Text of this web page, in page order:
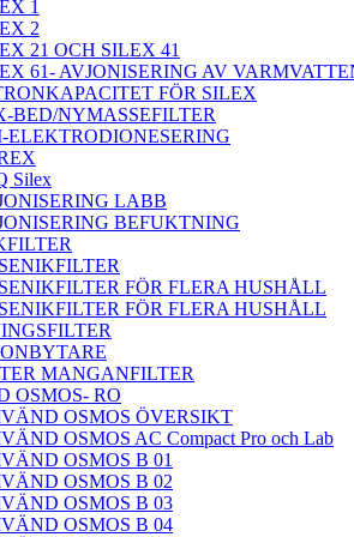
1
2
21 OCH SILEX 41
61- AVJONISERING AV
FÖR SILEX
BED/NYMASSEFILTER
ELEKTRODIONESERING
Silex
LABB
BEFUKTNING
FÖR FLERA HUSHÅLL
FÖR FLERA HUSHÅLL
MANGANFILTER
OSMOS- RO
OSMOS ÖVERSIKT
OSMOS AC Compact Pro och Lab
OSMOS B 01
OSMOS B 02
OSMOS B 03
OSMOS B 04